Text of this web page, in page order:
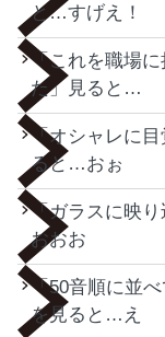
と…すげえ！
「これを職場
た」見ると…
「オシャレに
ると…おぉ
「ガラスに映
おおお
「50音順に並
を見ると…え